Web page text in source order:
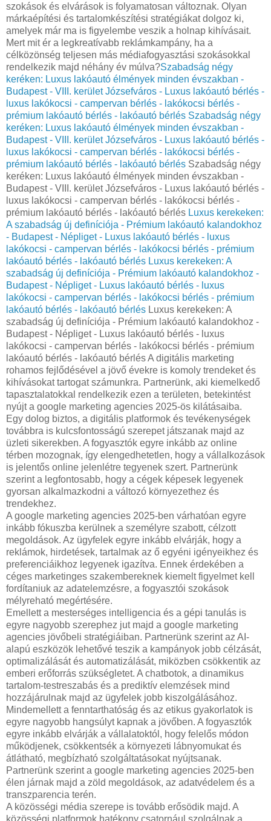
szokások és elvárások is folyamatosan változnak. Olyan
márkaépítési és tartalomkészítési stratégiákat dolgoz ki,
amelyek már ma is figyelembe veszik a holnap kihívásait.
Mert mit ér a legkreatívabb reklámkampány, ha a
célközönség teljesen más médiafogyasztási szokásokkal
rendelkezik majd néhány év múlva?Szabadság négy
keréken: Luxus lakóautó élmények minden évszakban -
Budapest - VIII. kerület Józsefváros - Luxus lakóautó bérlés -
luxus lakókocsi - campervan bérlés - lakókocsi bérlés -
prémium lakóautó bérlés - lakóautó bérlés Szabadság négy
keréken: Luxus lakóautó élmények minden évszakban -
Budapest - VIII. kerület Józsefváros - Luxus lakóautó bérlés -
luxus lakókocsi - campervan bérlés - lakókocsi bérlés -
prémium lakóautó bérlés - lakóautó bérlés Szabadság négy
keréken: Luxus lakóautó élmények minden évszakban -
Budapest - VIII. kerület Józsefváros - Luxus lakóautó bérlés -
luxus lakókocsi - campervan bérlés - lakókocsi bérlés -
prémium lakóautó bérlés - lakóautó bérlés Luxus kerekeken:
A szabadság új definíciója - Prémium lakóautó kalandokhoz
- Budapest - Népliget - Luxus lakóautó bérlés - luxus
lakókocsi - campervan bérlés - lakókocsi bérlés - prémium
lakóautó bérlés - lakóautó bérlés Luxus kerekeken: A
szabadság új definíciója - Prémium lakóautó kalandokhoz -
Budapest - Népliget - Luxus lakóautó bérlés - luxus
lakókocsi - campervan bérlés - lakókocsi bérlés - prémium
lakóautó bérlés - lakóautó bérlés Luxus kerekeken: A
szabadság új definíciója - Prémium lakóautó kalandokhoz -
Budapest - Népliget - Luxus lakóautó bérlés - luxus
lakókocsi - campervan bérlés - lakókocsi bérlés - prémium
lakóautó bérlés - lakóautó bérlés A digitális marketing
rohamos fejlődésével a jövő évekre is komoly trendeket és
kihívásokat tartogat számunkra. Partnerünk, aki kiemelkedő
tapasztalatokkal rendelkezik ezen a területen, betekintést
nyújt a google marketing agencies 2025-ös kilátásaiba.
Egy dolog biztos, a digitális platformok és tevékenységek
továbbra is kulcsfontosságú szerepet játszanak majd az
üzleti sikerekben. A fogyasztók egyre inkább az online
térben mozognak, így elengedhetetlen, hogy a vállalkozások
is jelentős online jelenlétre tegyenek szert. Partnerünk
szerint a legfontosabb, hogy a cégek képesek legyenek
gyorsan alkalmazkodni a változó környezethez és
trendekhez.
A google marketing agencies 2025-ben várhatóan egyre
inkább fókuszba kerülnek a személyre szabott, célzott
megoldások. Az ügyfelek egyre inkább elvárják, hogy a
reklámok, hirdetések, tartalmak az ő egyéni igényeikhez és
preferenciáikhoz legyenek igazítva. Ennek érdekében a
céges marketinges szakembereknek kiemelt figyelmet kell
fordítaniuk az adatelemzésre, a fogyasztói szokások
mélyreható megértésére.
Emellett a mesterséges intelligencia és a gépi tanulás is
egyre nagyobb szerephez jut majd a google marketing
agencies jövőbeli stratégiáiban. Partnerünk szerint az AI-
alapú eszközök lehetővé teszik a kampányok jobb célzását,
optimalizálását és automatizálását, miközben csökkentik az
emberi erőforrás szükségletet. A chatbotok, a dinamikus
tartalom-testreszabás és a prediktív elemzések mind
hozzájárulnak majd az ügyfelek jobb kiszolgálásához.
Mindemellett a fenntarthatóság és az etikus gyakorlatok is
egyre nagyobb hangsúlyt kapnak a jövőben. A fogyasztók
egyre inkább elvárják a vállalatoktól, hogy felelős módon
működjenek, csökkentsék a környezeti lábnyomukat és
átlátható, megbízható szolgáltatásokat nyújtsanak.
Partnerünk szerint a google marketing agencies 2025-ben
élen járnak majd a zöld megoldások, az adatvédelem és a
transzparencia terén.
A közösségi média szerepe is tovább erősödik majd. A
közösségi platformok hatékony csatornául szolgálnak a